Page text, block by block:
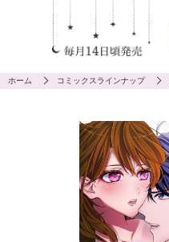
ホーム コミックスラインナップ